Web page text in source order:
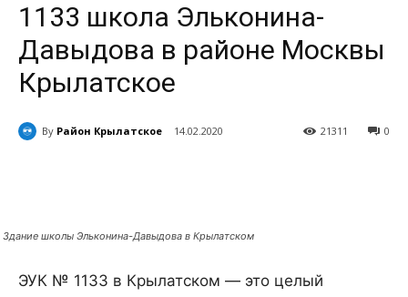
1133 школа Эльконина-
Давыдова в районе Москвы
Крылатское
By Район Крылатское 14.02.2020 0
21311
Здание школы Эльконина-Давыдова в Крылатском
ЭУК № 1133 в Крылатском — это целый